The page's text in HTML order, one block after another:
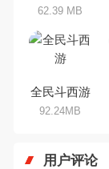
62.39 MB
全民斗西游
92.24MB
用户评论